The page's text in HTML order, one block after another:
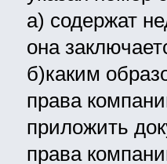
а) содержат
она
б)каким
права
приложить
права